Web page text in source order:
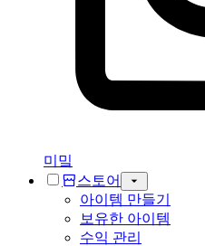
미밐
스토어
아이템 만들기
보유한 아이템
수익 관리